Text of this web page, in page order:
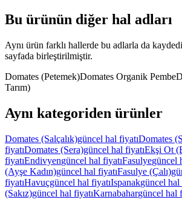
Bu ürünün diğer hal adları
Aynı ürün farklı hallerde bu adlarla da
sayfada birleştirilmiştir.
Domates (Petemek)Domates Organik Pembe
Tarım)
Aynı kategoriden ürünler
Domates (Salçalık)güncel hal fiyatıDomates
fiyatıDomates (Sera)güncel hal fiyatıEkşi Ot
fiyatıEndivyengüncel hal fiyatıFasulyegüncel
(Ayşe Kadın)güncel hal fiyatıFasulye (Çalı)
fiyatıHavuçgüncel hal fiyatıIspanakgüncel hal
(Sakız)güncel hal fiyatıKarnabahargüncel hal